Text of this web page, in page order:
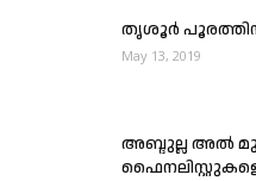
തൃശൂര്‍
May 13, 2019
അബ്ദുല്ല അൽ
ഫൈനലിസ്റ്റുകളെ